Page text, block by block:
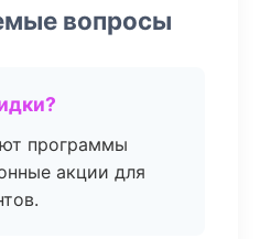
вопросы
программы
акции для